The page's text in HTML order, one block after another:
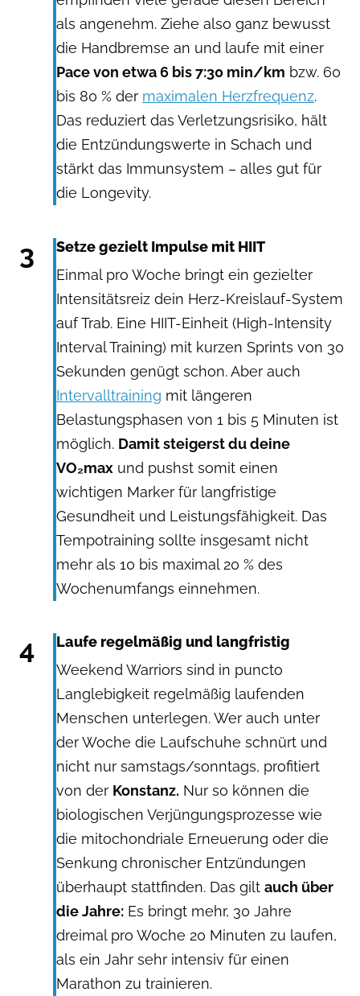
als angenehm. Ziehe also ganz bewusst
die Handbremse an und laufe mit einer
Pace von etwa 6 bis 7:30 min/km bzw. 60
bis 80 % der maximalen Herzfrequenz.
Das reduziert das Verletzungsrisiko, hält
die Entzündungswerte in Schach und
stärkt das Immunsystem – alles gut für
die Longevity.
3
Setze gezielt Impulse mit HIIT
Einmal pro Woche bringt ein gezielter
Intensitätsreiz dein Herz-Kreislauf-System
auf Trab. Eine HIIT-Einheit (High-Intensity
Interval Training) mit kurzen Sprints von 30
Sekunden genügt schon. Aber auch
Intervalltraining mit längeren
Belastungsphasen von 1 bis 5 Minuten ist
möglich. Damit steigerst du deine
VO₂max und pushst somit einen
wichtigen Marker für langfristige
Gesundheit und Leistungsfähigkeit. Das
Tempotraining sollte insgesamt nicht
mehr als 10 bis maximal 20 % des
Wochenumfangs einnehmen.
4
Laufe regelmäßig und langfristig
Weekend Warriors sind in puncto
Langlebigkeit regelmäßig laufenden
Menschen unterlegen. Wer auch unter
der Woche die Laufschuhe schnürt und
nicht nur samstags/sonntags, profitiert
von der Konstanz. Nur so können die
biologischen Verjüngungsprozesse wie
die mitochondriale Erneuerung oder die
Senkung chronischer Entzündungen
überhaupt stattfinden. Das gilt auch über
die Jahre: Es bringt mehr, 30 Jahre
dreimal pro Woche 20 Minuten zu laufen,
als ein Jahr sehr intensiv für einen
Marathon zu trainieren.